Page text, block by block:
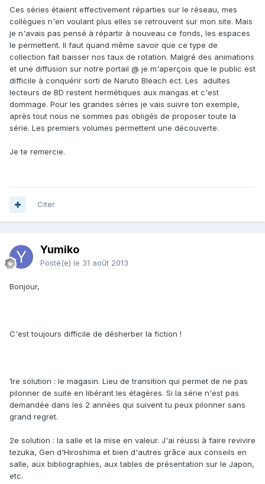
Ces séries étaient effectivement réparties sur le réseau, mes
collègues n'en voulant plus elles se retrouvent sur mon site. Mais
je n'avais pas pensé à répartir à nouveau ce fonds, les espaces
le permettent. Il faut quand même savoir que ce type de
collection fait baisser nos taux de rotation. Malgré des animations
et une diffusion sur notre portail @ je m'aperçois que le public est
difficile à conquérir sorti de Naruto Bleach ect. Les adultes
lecteurs de BD restent hermétiques aux mangas et c'est
dommage. Pour les grandes séries je vais suivre ton exemple,
après tout nous ne sommes pas obligés de proposer toute la
série. Les premiers volumes permettent une découverte.
Je te remercie.
Citer
Yumiko
Posté(e) le 31 août 2013
Bonjour,
C'est toujours difficile de désherber la fiction !
1re solution : le magasin. Lieu de transition qui permet de ne pas
pilonner de suite en libérant les étagères. Si la série n'est pas
demandée dans les 2 années qui suivent tu peux pilonner sans
grand regret.
2e solution : la salle et la mise en valeur. J'ai réussi à faire revivire
tezuka, Gen d'Hiroshima et bien d'autres grâce aux conseils en
salle, aux bibliographies, aux tables de présentation sur le Japon,
etc.